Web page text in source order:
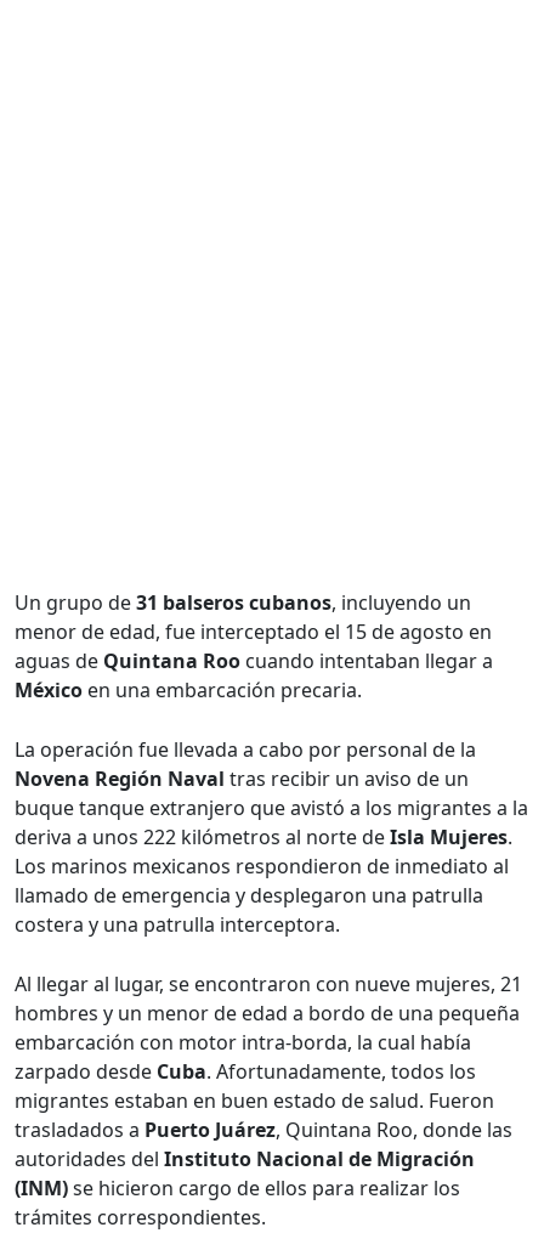
Un grupo de31 balseros cubanos, incluyendo un
menor de edad, fue interceptado el 15 de agosto en
aguas de Quintana Roo cuando intentaban llegar a
México en una embarcación precaria.
La operación fue llevada a cabo por personal de la
Novena Región Naval tras recibir un aviso de un
buque tanque extranjero que avistó a los migrantes a la
deriva a unos 222 kilómetros al norte deIsla Mujeres.
Los marinos mexicanos respondieron de inmediato al
llamado de emergencia y desplegaron una patrulla
costera y una patrulla interceptora.
Al llegar al lugar, se encontraron con nueve mujeres, 21
hombres y un menor de edad a bordo de una pequeña
embarcación con motor intra-borda, la cual había
zarpado desde Cuba. Afortunadamente, todos los
migrantes estaban en buen estado de salud. Fueron
trasladados a Puerto Juárez, Quintana Roo, donde las
autoridades del Instituto Nacional de Migración
(INM)se hicieron cargo de ellos para realizar los
trámites correspondientes.